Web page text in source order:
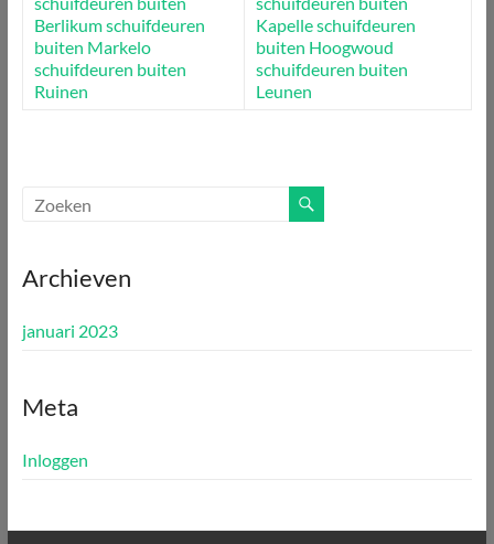
Berlikumschuifdeuren
buiten Markelo
schuifdeuren buiten
Ruinen
Kapelleschuifdeuren
buiten Hoogwoud
schuifdeuren buiten
Leunen
Archieven
januari 2023
Meta
Inloggen